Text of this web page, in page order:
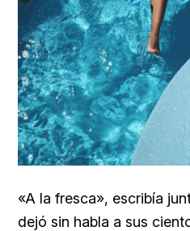
«A la fresca», escribía
dejó sin habla a sus